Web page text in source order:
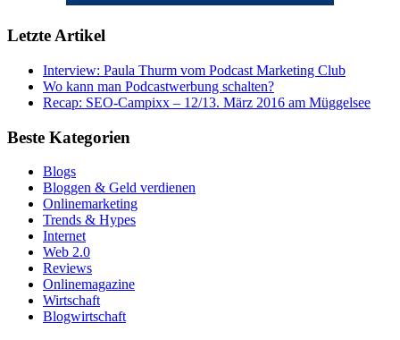
Letzte Artikel
Interview: Paula Thurm vom Podcast Marketing Club
Wo kann man Podcastwerbung schalten?
Recap: SEO-Campixx – 12/13. März 2016 am Müggelsee
Beste Kategorien
Blogs
Bloggen & Geld verdienen
Onlinemarketing
Trends & Hypes
Internet
Web 2.0
Reviews
Onlinemagazine
Wirtschaft
Blogwirtschaft